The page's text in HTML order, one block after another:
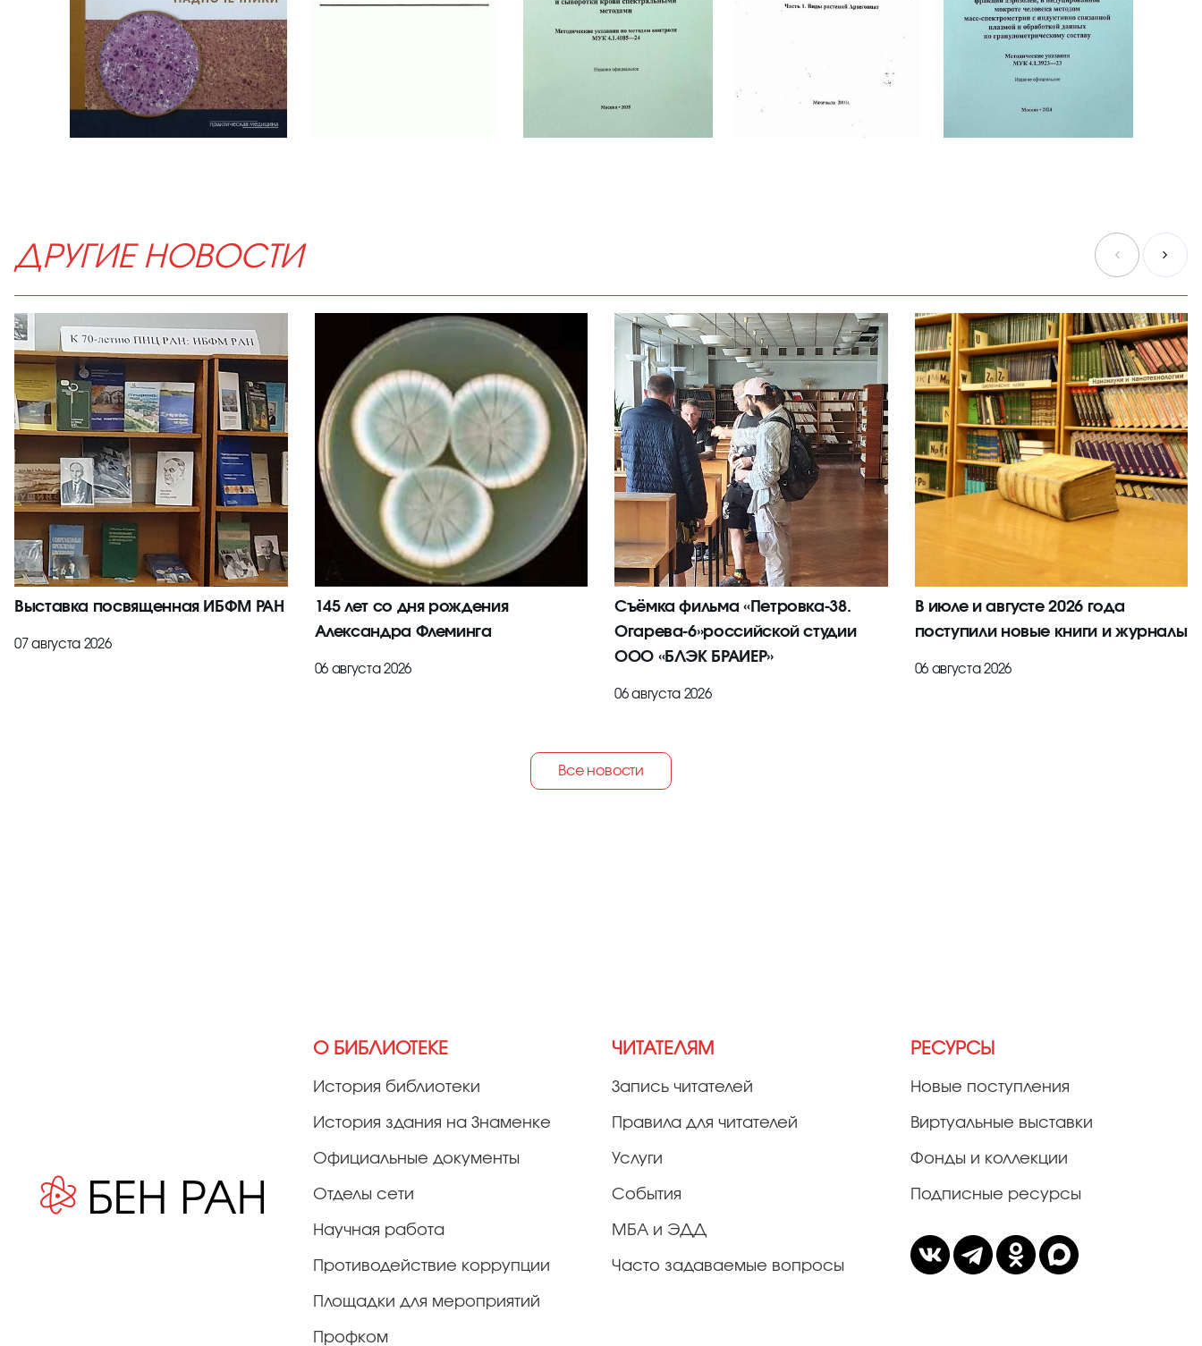
ДРУГИЕ НОВОСТИ
Выставка посвященная ИБФМ РАН
07 августа 2026
145 лет со дня рождения
Александра Флеминга
06 августа 2026
Съёмка фильма «Петровка-38.
Огарева-6»российской студии
ООО «БЛЭК БРАИЕР»
06 августа 2026
В июле и августе 2026 года
поступили новые книги и журналы
06 августа 2026
Все новости
О БИБЛИОТЕКЕ
История библиотеки
История здания на Знаменке
Официальные документы
Отделы сети
Научная работа
Противодействие коррупции
Площадки для мероприятий
Профком
ЧИТАТЕЛЯМ
Запись читателей
Правила для читателей
Услуги
События
МБА и ЭДД
Часто задаваемые вопросы
РЕСУРСЫ
Новые поступления
Виртуальные выставки
Фонды и коллекции
Подписные ресурсы